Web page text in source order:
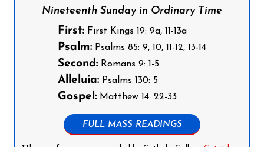
Nineteenth Sunday in Ordinary Time
First: First Kings 19: 9a, 11-13a
Psalm: Psalms 85: 9, 10, 11-12, 13-14
Second: Romans 9: 1-5
Alleluia: Psalms 130: 5
Gospel: Matthew 14: 22-33
FULL MASS READINGS